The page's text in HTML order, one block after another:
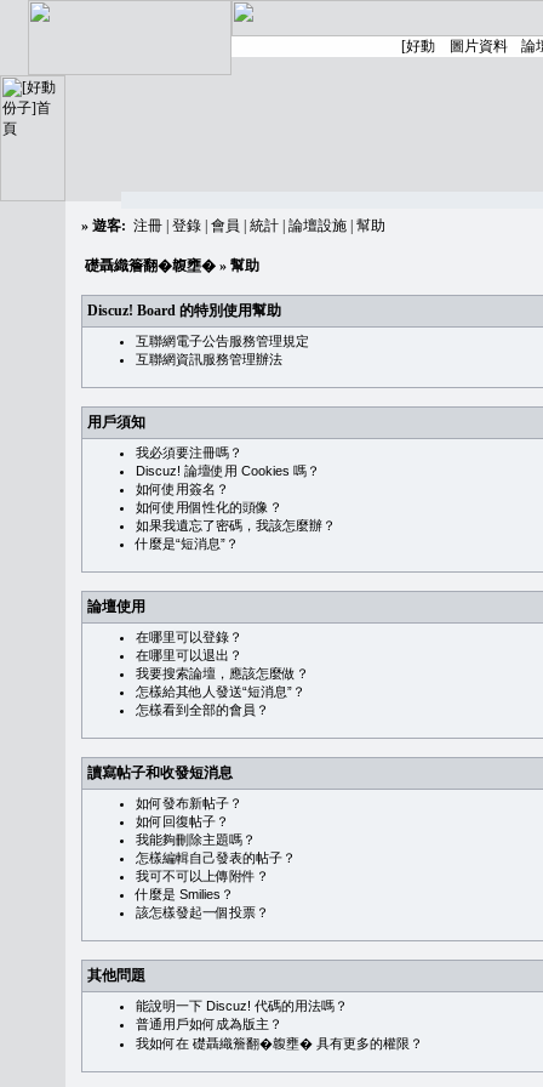
» 遊客: 注冊 登錄 會員 統計 論壇設施 幫助
礎聶織簷翻�䪖壅� » 幫助
Discuz! Board 的特別使用幫助
互聯網電子公告服務管理規定
互聯網資訊服務管理辦法
用戶須知
我必須要注冊嗎？
Discuz! 論壇使用 Cookies 嗎？
如何使用簽名？
如何使用個性化的頭像？
如果我遺忘了密碼，我該怎麼辦？
什麼是“短消息”？
論壇使用
在哪里可以登錄？
在哪里可以退出？
我要搜索論壇，應該怎麼做？
怎樣給其他人發送“短消息”？
怎樣看到全部的會員？
讀寫帖子和收發短消息
如何發布新帖子？
如何回復帖子？
我能夠刪除主題嗎？
怎樣編輯自己發表的帖子？
我可不可以上傳附件？
什麼是 Smilies？
該怎樣發起一個投票？
其他問題
能說明一下 Discuz! 代碼的用法嗎？
普通用戶如何成為版主？
我如何在 礎聶織簷翻�䪖壅� 具有更多的權限？